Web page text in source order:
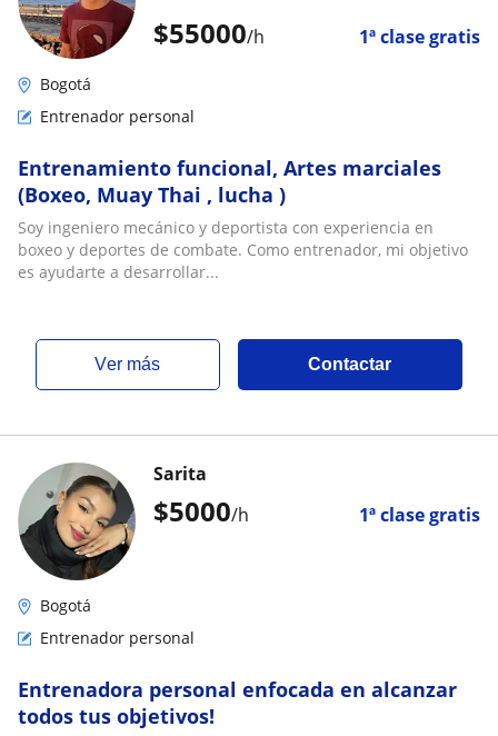
$55000/h 1ª clase gratis
Bogotá
Entrenador personal
Entrenamiento funcional, Artes marciales
(Boxeo, Muay Thai , lucha )
Soy ingeniero mecánico y deportista con experiencia en
boxeo y deportes de combate. Como entrenador, mi objetivo
es ayudarte a desarrollar...
ver más Contactar
$5000/h 1ª clase gratis
Sarita
Bogotá
Entrenador personal
Entrenadora personal enfocada en alcanzar
todos tus objetivos!